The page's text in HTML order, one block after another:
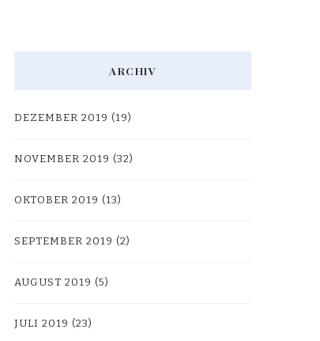
ARCHIV
DEZEMBER 2019 (19)
NOVEMBER 2019 (32)
OKTOBER 2019 (13)
SEPTEMBER 2019 (2)
AUGUST 2019 (5)
JULI 2019 (23)